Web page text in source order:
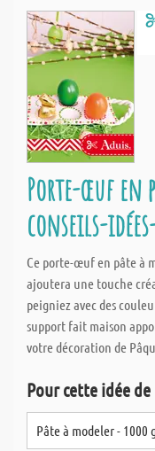
Porte-œuf en
conseils-
Ce porte-œuf en pâte à
ajoutera une touche
peigniez avec des
support fait maison
votre décoration de
Pour cette idée
Pâte à modeler - 1000